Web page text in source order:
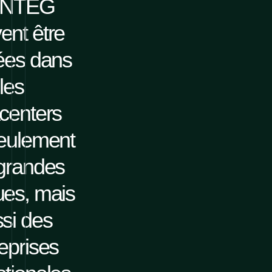
être
dans
les
mais
des